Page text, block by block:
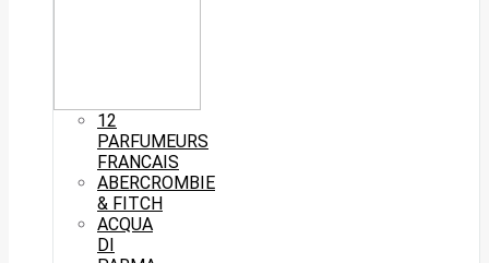
12
PARFUMEURS
FRANCAIS
ABERCROMBIE
& FITCH
ACQUA
DI